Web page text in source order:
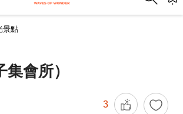
景點
會所）
3